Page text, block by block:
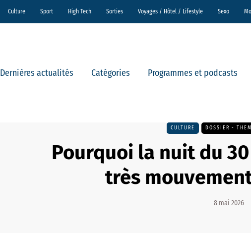
Culture Sport High Tech Sorties Voyages / Hôtel / Lifestyle Sexo
Dernières actualités Catégories Programmes et podcasts
CULTURE DOSSIER -
Pourquoi la nuit du
très
8 mai 2026